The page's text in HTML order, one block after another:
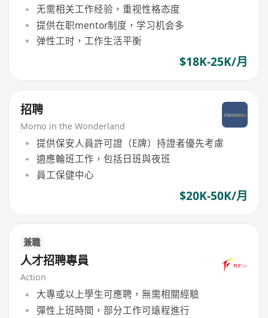
无需相关工作经验，重视性格态度
提供在职mentor制度，学习机会多
弹性工时，工作生活平衡
$18K-25K/月
招聘
Momo in the Wonderland
提供保安人員許可證（E牌）持證者優先考慮
適應輪班工作，包括日班與夜班
員工保健中心
$20K-50K/月
兼職
人才招聘專員
Action
大專或以上學生可應聘，無需相關經驗
彈性上班時間，部分工作可遠程進行